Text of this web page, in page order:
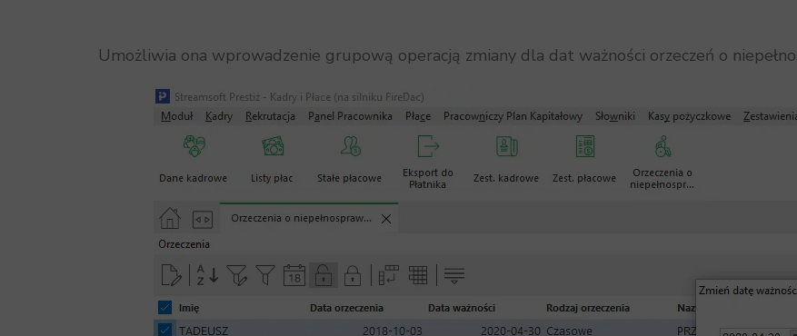
Umożliwia ona wprowadzenie grupową operacją zmiany dla dat ważności orzeczeń o